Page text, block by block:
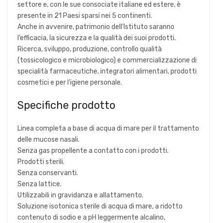
settore e, con le sue consociate italiane ed estere, è
presente in 21 Paesi sparsi nei 5 continenti.
Anche in avvenire, patrimonio dell’Istituto saranno
l’efficacia, la sicurezza e la qualità dei suoi prodotti.
Ricerca, sviluppo, produzione, controllo qualità
(tossicologico e microbiologico) e commercializzazione di
specialità farmaceutiche, integratori alimentari, prodotti
cosmetici e per l’igiene personale.
Specifiche prodotto
Linea completa a base di acqua di mare per il trattamento
delle mucose nasali.
Senza gas propellente a contatto con i prodotti.
Prodotti sterili.
Senza conservanti.
Senza lattice.
Utilizzabili in gravidanza e allattamento.
Soluzione isotonica sterile di acqua di mare, a ridotto
contenuto di sodio e a pH leggermente alcalino,